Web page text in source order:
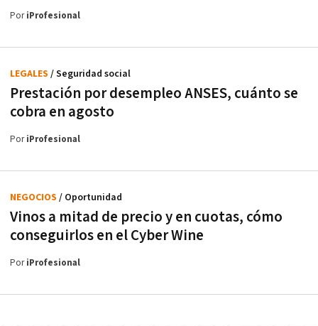
PoriProfesional
Prestación por desempleo ANSES, cuánto se
cobra en agosto
LEGALES / Seguridad social
PoriProfesional
Vinos a mitad de precio y en cuotas, cómo
conseguirlos en el Cyber Wine
NEGOCIOS / Oportunidad
PoriProfesional